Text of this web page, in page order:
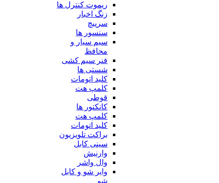
ریموت کنترل ها
زنگ اخبار
سرپیچ
سنسور ها
سیم سیار و
محافظ
فنر سیم کشی
شستی ها
کلید اتومات
کلمپ هت
قوطی
کانکتور ها
کلمپ هت
کلید اتومات
براکت تلویزیون
سینی کابل
وارنیش
وال واشر
وایر شو و کابل
شو